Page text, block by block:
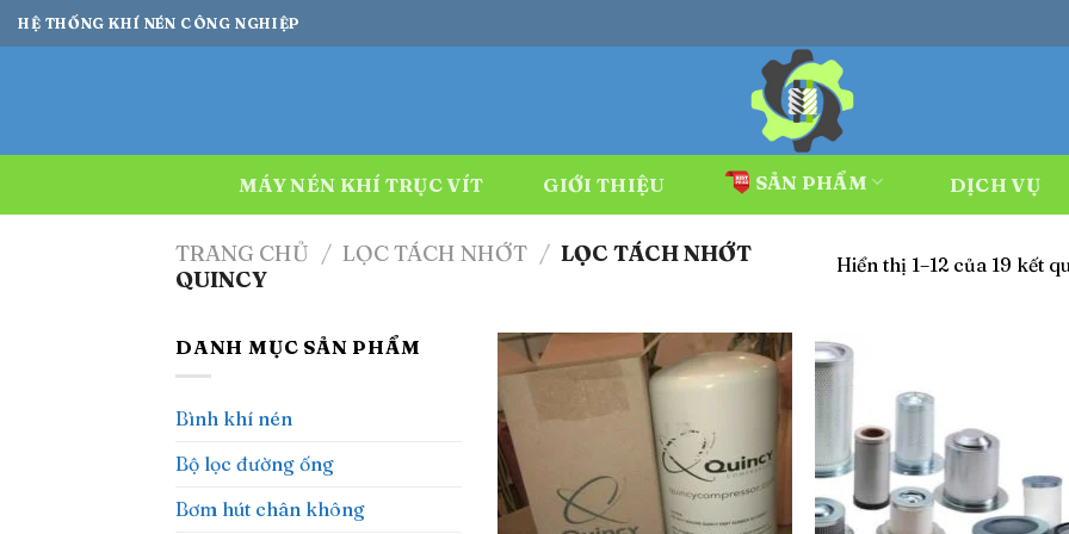
Bỏ
qua
HỆ THỐNG KHÍ NÉN CÔNG NGHIỆP
MÁY NÉN KHÍ TRỤC VÍT GIỚI THIỆU SẢN PHẨM DỊCH VỤ
TRANG CHỦ / LỌC TÁCH NHỚT / LỌC TÁCH NHỚT
QUINCY
Hiển thị 1–12 của 19 kết
DANH MỤC SẢN PHẨM
Bình khí nén
Bộ lọc đường ống
Bơm hút chân không